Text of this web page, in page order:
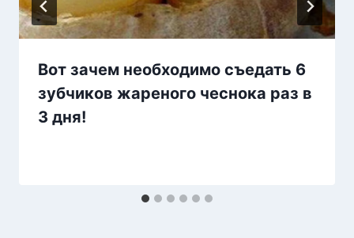
Вот зачем необходимо съедать 6
зубчиков жареного чеснока раз в
3 дня!